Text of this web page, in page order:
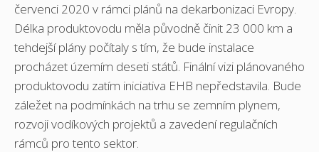
červenci 2020 v rámci plánů na dekarbonizaci Evropy.
Délka produktovodu měla původně činit 23 000 km a
tehdejší plány počítaly s tím, že bude instalace
procházet územím deseti států. Finální vizi plánovaného
produktovodu zatím iniciativa EHB nepředstavila. Bude
záležet na podmínkách na trhu se zemním plynem,
rozvoji vodíkových projektů a zavedení regulačních
rámců pro tento sektor.